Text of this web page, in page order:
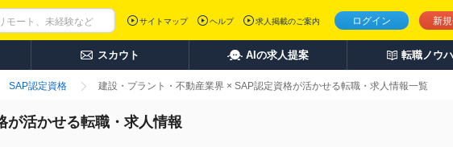
ログイン 新
サイトマップ ヘルプ 求人掲載のご案内
スカウト AIの求人提案 転職ノウ
SAP認定資格 建設・プラント・不動産業界 × SAP認定資格が活かせる転職・求人情報一覧
が活かせる転職・求人情報